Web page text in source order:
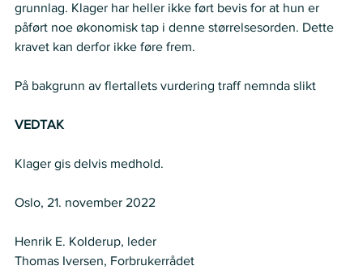
grunnlag. Klager har heller ikke ført bevis for at hun er
påført noe økonomisk tap i denne størrelsesorden. Dette
kravet kan derfor ikke føre frem.
På bakgrunn av flertallets vurdering traff nemnda slikt
VEDTAK
Klager gis delvis medhold.
Oslo, 21. november 2022
Henrik E. Kolderup, leder
Thomas Iversen, Forbrukerrådet